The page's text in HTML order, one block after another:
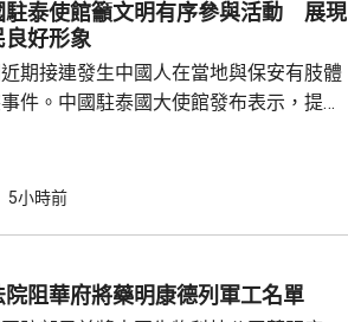
不出有什麼戰略。 對於上月國會通過
後的新版《皇室典範》，細川批評是執...
駐泰使館籲文明有序參與活動 展現
良好形象
期接連發生中國人在當地與保安有肢體
件。中國駐泰國大使館發布表示，提醒
明旅遊、禮貌待人，展現中國公民良好
要提前做好準備，了解活動規則，包括入
攝、攜帶物品等要求，如發生糾紛或合
5小時前
院阻華府將藥明康德列軍工名單